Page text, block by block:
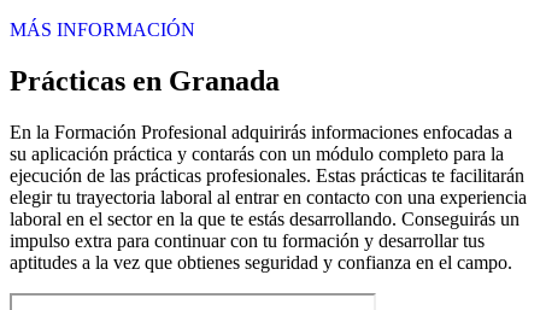
MÁS INFORMACIÓN
Prácticas en Granada
En la Formación Profesional adquirirás informaciones enfocadas a
su aplicación práctica y contarás con un módulo completo para la
ejecución de las prácticas profesionales. Estas prácticas te facilitarán
elegir tu trayectoria laboral al entrar en contacto con una experiencia
laboral en el sector en la que te estás desarrollando. Conseguirás un
impulso extra para continuar con tu formación y desarrollar tus
aptitudes a la vez que obtienes seguridad y confianza en el campo.